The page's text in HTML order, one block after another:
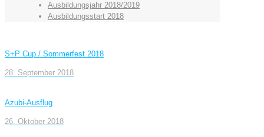
Ausbildungsjahr 2018/2019
Ausbildungsstart 2018
S+P Cup / Sommerfest 2018
28. September 2018
Azubi-Ausflug
26. Oktober 2018